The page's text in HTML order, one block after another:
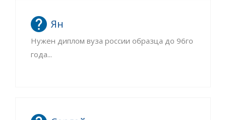
Ян
Нужен диплом вуза россии образца до 96го
года...